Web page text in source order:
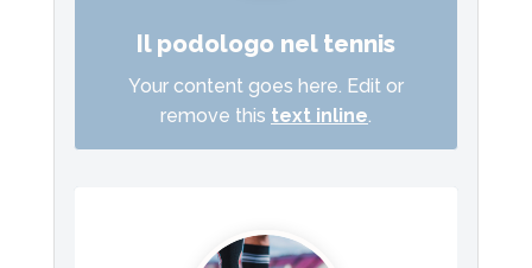
Il podologo nel tennis
Your content goes here. Edit or
remove this text inline.